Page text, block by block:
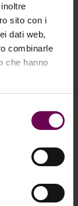
sito con i
dati web,
combinarle
che hanno